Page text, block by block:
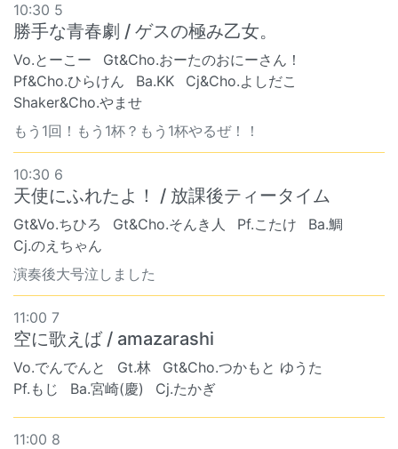
10:30 5
勝手な青春劇 / ゲスの極み乙女。
Vo.とーこー
Gt&Cho.おーたのおにーさん！
Pf&Cho.ひらけん
Ba.KK
Cj&Cho.よしだこ
Shaker&Cho.やませ
もう1回！もう1杯？もう1杯やるぜ！！
10:30 6
天使にふれたよ！ / 放課後ティータイム
Gt&Vo.ちひろ Gt&Cho.そんき人 Pf.こたけ
Ba.鯛
Cj.のえちゃん
演奏後大号泣しました
11:00 7
空に歌えば / amazarashi
Vo.でんでんと Gt.林
Gt&Cho.つかもと ゆうた
Pf.もじ
Ba.宮崎(慶) Cj.たかぎ
11:00 8